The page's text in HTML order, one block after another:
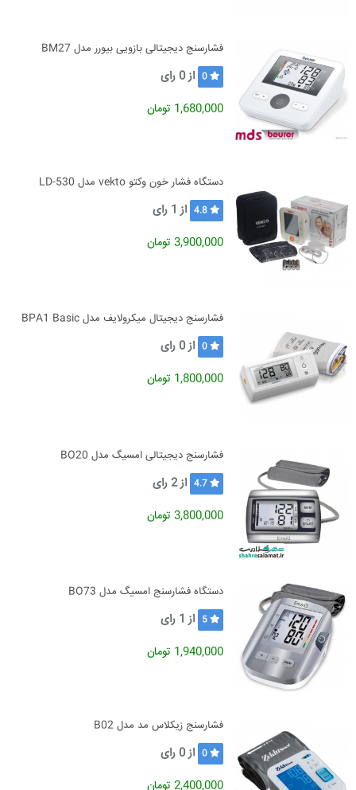
فشارسنج دیجیتالی بازویی بیورر مدل BM27
0 از0 رای
1,680,000 تومان
دستگاه فشار خون وکتو vekto مدل LD-530
4.8 از 1 رای
3,900,000 تومان
فشارسنج دیجیتال میکرولایف مدل BPA1 Basic
0 از0 رای
1,800,000 تومان
فشارسنج دیجیتالی امسیگ مدل BO20
4.7 از2رای
3,800,000 تومان
دستگاه فشارسنج امسیگ مدل BO73
5 از 1 رای
1,940,000 تومان
فشارسنج زیکلاس مد مدل B02
0 از0 رای
2,400,000 تومان